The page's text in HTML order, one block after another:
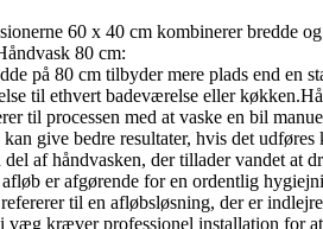
60 x 40 cm kombinerer bredde
80 cm:
på 80 cm tilbyder mere plads end en
til ethvert badeværelse eller
til processen med at vaske en bil
give bedre resultater, hvis det
del af håndvasken, der tillader vandet
er afgørende for en ordentlig
til en afløbsløsning, der er
væg kræver professionel installation for